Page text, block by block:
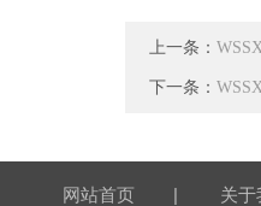
上一条：
下一条：
网站首页 | 关于